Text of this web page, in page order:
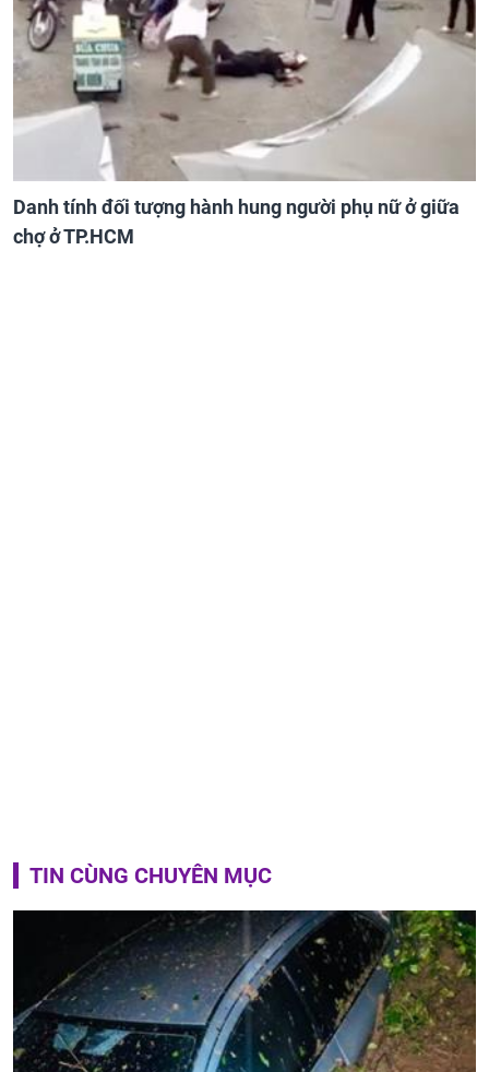
Danh tính đối tượng hành hung người phụ nữ ở giữa
chợ ở TP.HCM
TIN CÙNG CHUYÊN MỤC